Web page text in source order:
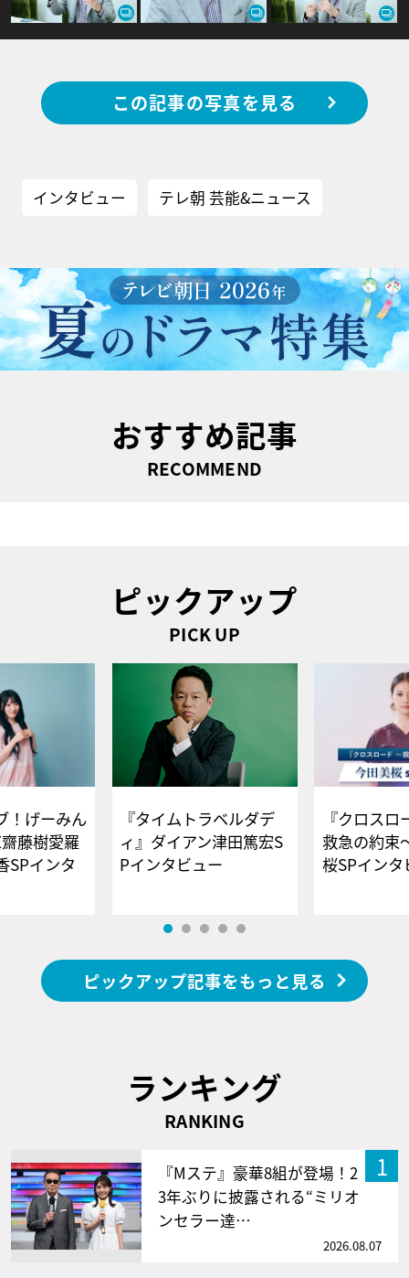
この記事の写真を見る
インタビュー テレ朝 芸能&ニュース
おすすめ記事
RECOMMEND
ピックアップ
PICK UP
！げーみん
藤樹愛羅
SPインタ
『タイムトラベルダデ
ィ』ダイアン津田篤宏S
Pインタビュー
『クロス
救急の約束
桜SPイ
ピックアップ記事をもっと見る
ランキング
RANKING
1
『Mステ』豪華8組が登場！2
3年ぶりに披露される“ミリオ
ンセラー達…
2026.08.07